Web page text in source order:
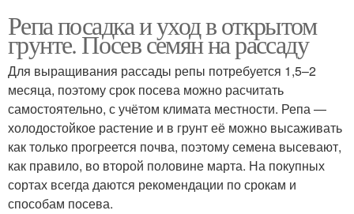
Репа посадка и уход в открытом
грунте. Посев семян на рассаду
Для выращивания рассады репы потребуется 1,5–2
месяца, поэтому срок посева можно расчитать
самостоятельно, с учётом климата местности. Репа —
холодостойкое растение и в грунт её можно высаживать
как только прогреется почва, поэтому семена высевают,
как правило, во второй половине марта. На покупных
сортах всегда даются рекомендации по срокам и
способам посева.